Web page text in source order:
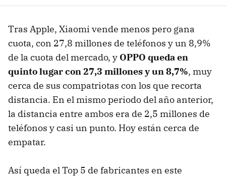
Tras Apple, Xiaomi vende menos pero gana
cuota, con 27,8 millones de teléfonos y un 8,9%
de la cuota del mercado, y OPPO queda en
quinto lugar con 27,3 millones y un 8,7%, muy
cerca de sus compatriotas con los que recorta
distancia. En el mismo periodo del año anterior,
la distancia entre ambos era de 2,5 millones de
teléfonos y casi un punto. Hoy están cerca de
empatar.
Así queda el Top 5 de fabricantes en este